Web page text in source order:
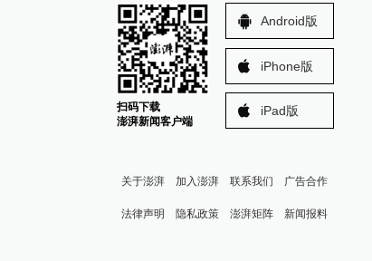
扫码下载
澎湃新闻客户端
Android版
iPhone版
iPad版
关于澎湃 加入澎湃 联系我们 广告合作
法律声明 隐私政策 澎湃矩阵 新闻报料